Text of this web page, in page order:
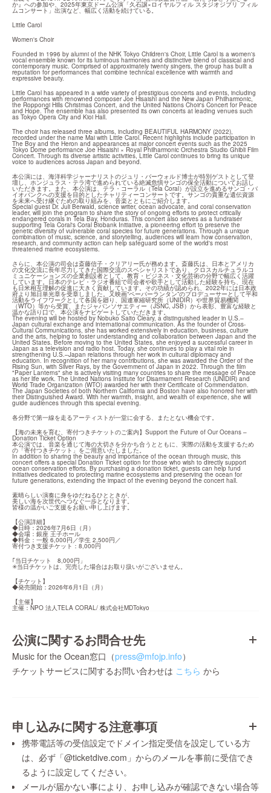
か』への参加や、2025年東京ドーム公演「久石譲×ロイヤルフィル スタジオジブリ フィル
ムコンサート」出演など、幅広く活動を続けている。
Little Carol
Women's Choir
Founded in 1996 by alumni of the NHK Tokyo Children's Choir, Little Carol is a women's
vocal ensemble known for its luminous harmonies and distinctive blend of classical and
contemporary music. Comprised of approximately twenty singers, the group has built a
reputation for performances that combine technical excellence with warmth and
expressive beauty.
Little Carol has appeared in a wide variety of prestigious concerts and events, including
performances with renowned composer Joe Hisaishi and the New Japan Philharmonic,
the Roppongi Hills Christmas Concert, and the United Nations Choir's Concert for Peace
and Hope. The ensemble has also presented its own concerts at leading venues such
as Tokyo Opera City and Kioi Hall.
The choir has released three albums, including BEAUTIFUL HARMONY (2022),
recorded under the name Mai with Little Carol. Recent highlights include participation in
The Boy and the Heron and appearances at major concert events such as the 2025
Tokyo Dome performance Joe Hisaishi × Royal Philharmonic Orchestra Studio Ghibli Film
Concert. Through its diverse artistic activities, Little Carol continues to bring its unique
voice to audiences across Japan and beyond.
本公演には、海洋科学ジャーナリストのジュリ・バーウォルド博士が特別ゲストとして登
壇し、ホンジュラス・テラ湾で進められている絶滅危惧サンゴの保全活動についてお話し
いただきます。また、本公演は、テラ・コーラル（Tela Coral）が設立を進めるサンゴ・バ
イオバンクへの支援を目的としたチャリティーコンサートです。サンゴの貴重な遺伝資源
を未来へ受け継ぐための取り組みを、音楽とともにご紹介します。
Special guest Dr. Juli Berwald, science writer, ocean advocate, and coral conservation
leader, will join the program to share the story of ongoing efforts to protect critically
endangered corals in Tela Bay, Honduras. This concert also serves as a fundraiser
supporting Tela Coral's Coral Biobank Initiative, a pioneering effort to preserve the
genetic diversity of vulnerable coral species for future generations. Through a unique
combination of music, science, and storytelling, audiences will learn how conservation,
research, and community action can help safeguard some of the world's most
threatened marine ecosystems.
さらに、本公演の司会は斎藤信子・クリアリー氏が務めます。斎藤氏は、日本とアメリカ
の文化交流に長年尽力してきた国際交流のスペシャリストであり、クロスカルチュラルコ
ミュニケーションズの企業創設者として、教育・ビジネス・文化芸術の分野で幅広く活躍
しています。日本のテレビ・ラジオ番組で司会者や歌手として活動した経験を持ち、現在
も日米相互理解の促進に大きく貢献しています。その功績が認められ、2022年には日本政
府より旭日単光章を受章しました。又映画“ペーパーランタン”のプロデューサーとして平和
活動をライフワークとして各国を廻り、国連軍縮研究所（UNIDIR）や世界貿易機関
（WTO）等から受賞、またジャパンソサエティー（JSNC, JSB）から表彰、豊富な経験と
温かな語り口で、本公演をナビゲートしていただきます。
The evening will be hosted by Nobuko Saito Cleary, a distinguished leader in U.S.–
Japan cultural exchange and international communication. As the founder of Cross-
Cultural Communications, she has worked extensively in education, business, culture
and the arts, helping to foster understanding and collaboration between Japan and the
United States. Before moving to the United States, she enjoyed a successful career in
Japan as a television and radio host. Today, she continues to play a vital role in
strengthening U.S.–Japan relations through her work in cultural diplomacy and
education. In recognition of her many contributions, she was awarded the Order of the
Rising Sun, with Silver Rays, by the Government of Japan in 2022. Through the film
"Paper Lanterns" she is actively visiting many countries to share the message of Peace
as her life work. The United Nations Institute for Disarmament Research (UNIDIR) and
World Trade Organization (WTO) awarded her with their Certificate of Commendation.
The Japan Societies of both Northern California and Boston have also honored her with
their Distinguished Award. With her warmth, insight, and wealth of experience, she will
guide audiences through this special evening.
各分野で第一線を走るアーティストが一堂に会する、またとない機会です。
​【海の未来を育む、寄付つきチケットのご案内】Support the Future of Our Oceans –
Donation Ticket Option
​本公演では、音楽を通じて海の大切さを分かち合うとともに、実際の活動を支援するため
の「寄付つきチケット」をご用意いたしました。
In addition to sharing the beauty and importance of the ocean through music, this
concert offers a special Donation Ticket option for those who wish to directly support
ocean conservation efforts. By purchasing a donation ticket, guests can help fund
initiatives dedicated to protecting marine ecosystems and preserving the ocean for
future generations, extending the impact of the evening beyond the concert hall.
​素晴らしい演奏に身をゆだねるひとときが、
美しい海を次世代へつなぐ一歩となります。
皆様の温かいご支援をお願い申し上げます。
【公演詳細】
◆日時：2026年7月6日（月）
◆会場：銀座 王子ホール
◆料金：一般 6,000円／学生 2,500円／
寄付つき支援チケット：8,000円
｢当日チケット　8,000円」
✳当日チケットは、完売した場合はお取り扱いがございません。
【チケット】
◆発売開始：2026年6月1日（月）
【主催】
主催：NPO 法人TELA CORAL/ 株式会社MDTokyo
公演に関するお問合せ先
Music for the Ocean窓口（press@mfojp.info）
チケットサービスに関するお問い合わせは こちら から
申し込みに関する注意事項
携帯電話等の受信設定でドメイン指定受信を設定している方
は、必ず「@ticketdive.com」からのメールを事前に受信でき
るように設定してください。
メールが届かない事により、お申し込みが確認できない場合等